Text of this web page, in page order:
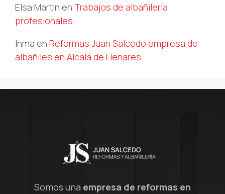
Elsa Martin en Trabajos de albañilería
profesionales
Inma en Reformas Juan Salcedo empresa de
albañiles en Alcalá de Henares
Somos una empresa de reformas en